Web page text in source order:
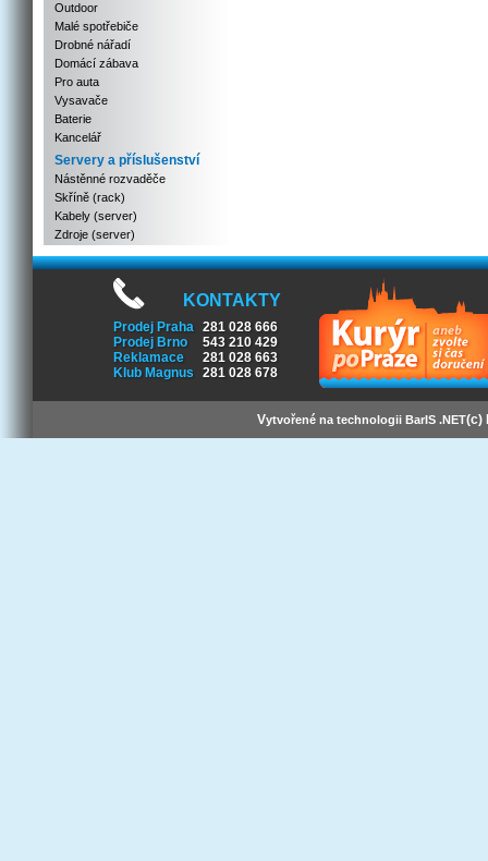
Outdoor
Malé spotřebiče
Drobné nářadí
Domácí zábava
Pro auta
Vysavače
Baterie
Kancelář
Servery a příslušenství
Nástěnné rozvaděče
Skříně (rack)
Kabely (server)
Zdroje (server)
KONTAKTY
Prodej Praha 281 028 666
Prodej Brno
543 210 429
Reklamace
281 028 663
Klub Magnus
281 028 678
Vytvořené na technologii BarIS .NET(c)